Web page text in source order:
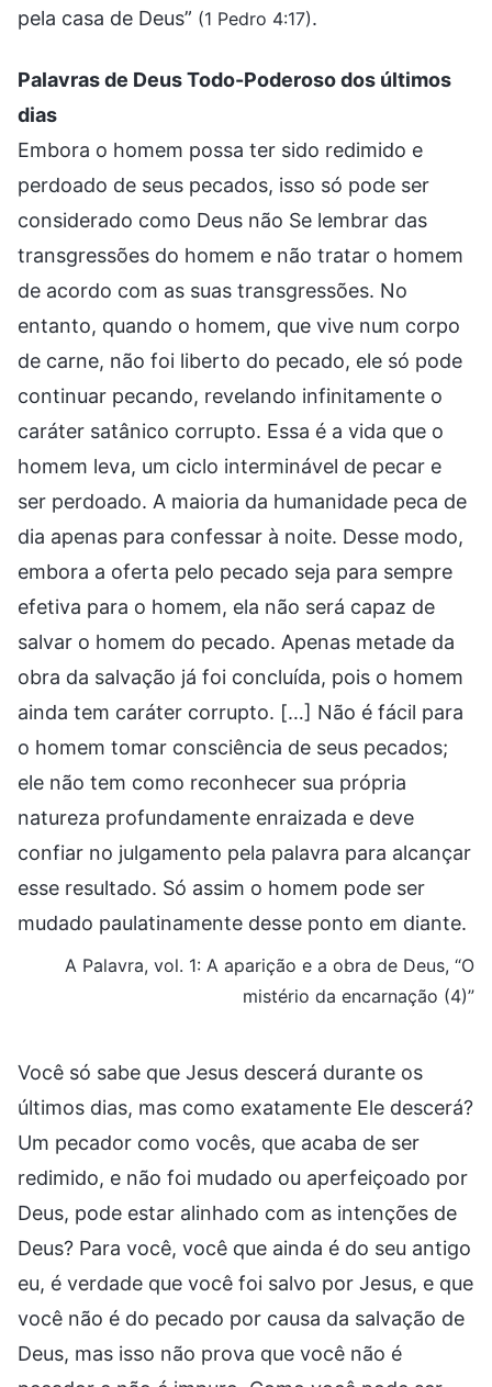
pela casa de Deus” (1 Pedro 4:17).
Palavras de Deus Todo-Poderoso dos últimos
dias
Embora o homem possa ter sido redimido e
perdoado de seus pecados, isso só pode ser
considerado como Deus não Se lembrar das
transgressões do homem e não tratar o homem
de acordo com as suas transgressões. No
entanto, quando o homem, que vive num corpo
de carne, não foi liberto do pecado, ele só pode
continuar pecando, revelando infinitamente o
caráter satânico corrupto. Essa é a vida que o
homem leva, um ciclo interminável de pecar e
ser perdoado. A maioria da humanidade peca de
dia apenas para confessar à noite. Desse modo,
embora a oferta pelo pecado seja para sempre
efetiva para o homem, ela não será capaz de
salvar o homem do pecado. Apenas metade da
obra da salvação já foi concluída, pois o homem
ainda tem caráter corrupto. […] Não é fácil para
o homem tomar consciência de seus pecados;
ele não tem como reconhecer sua própria
natureza profundamente enraizada e deve
confiar no julgamento pela palavra para alcançar
esse resultado. Só assim o homem pode ser
mudado paulatinamente desse ponto em diante.
A Palavra, vol. 1: A aparição e a obra de Deus, “O
mistério da encarnação (4)”
Você só sabe que Jesus descerá durante os
últimos dias, mas como exatamente Ele descerá?
Um pecador como vocês, que acaba de ser
redimido, e não foi mudado ou aperfeiçoado por
Deus, pode estar alinhado com as intenções de
Deus? Para você, você que ainda é do seu antigo
eu, é verdade que você foi salvo por Jesus, e que
você não é do pecado por causa da salvação de
Deus, mas isso não prova que você não é